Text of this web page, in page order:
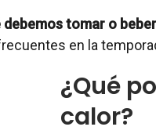
debemos tomar o
en la
¿Qué
calor?